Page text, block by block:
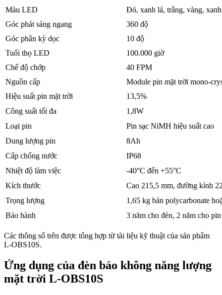
Màu LED
Đỏ, xanh lá, trắng, vàng,
Góc phát sáng ngang
360 độ
Góc phân kỳ dọc
10 độ
Tuổi thọ LED
100.000 giờ
Chế độ chớp
40 FPM
Nguồn cấp
Module pin mặt trời mono-
Hiệu suất pin mặt trời
13,5%
Công suất tối đa
1,8W
Loại pin
Pin sạc NiMH hiệu suất cao
Dung lượng pin
8Ah
Cấp chống nước
IP68
Nhiệt độ làm việc
-40°C đến +55°C
Kích thước
Cao 215,5 mm, đường kính
Trọng lượng
1,65 kg bản polycarbonate
Bảo hành
3 năm cho đèn, 2 năm cho
Các thông số trên được tổng hợp từ tài liệu kỹ thuật của sản phẩm
L-OBS10S.
Ứng dụng của đèn báo không năng lượng
mặt trời L-OBS10S